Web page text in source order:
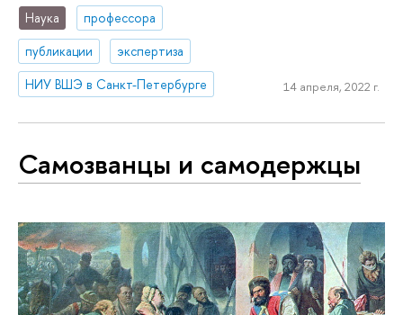
Наука
профессора
публикации
экспертиза
НИУ ВШЭ в Санкт-Петербурге
14 апреля, 2022 г.
Самозванцы и самодержцы